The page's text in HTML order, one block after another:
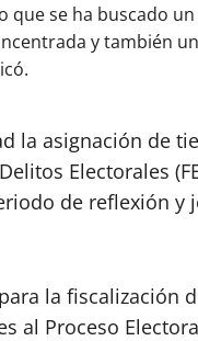
que se ha buscado
y también
la asignación de
Electorales
de reflexión y
la fiscalización
al Proceso